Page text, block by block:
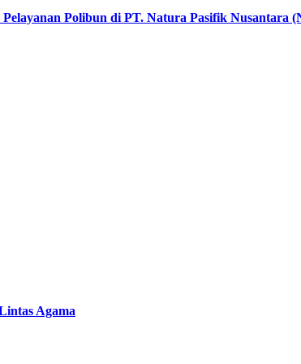
Polibun di PT. Natura Pasifik Nusantara
Agama